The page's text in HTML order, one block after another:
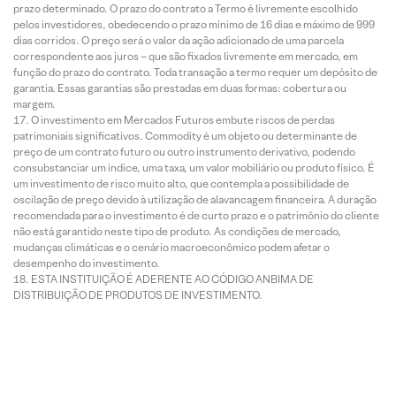
prazo determinado. O prazo do contrato a Termo é livremente escolhido
pelos investidores, obedecendo o prazo mínimo de 16 dias e máximo de 999
dias corridos. O preço será o valor da ação adicionado de uma parcela
correspondente aos juros – que são fixados livremente em mercado, em
função do prazo do contrato. Toda transação a termo requer um depósito de
garantia. Essas garantias são prestadas em duas formas: cobertura ou
margem.
O investimento em Mercados Futuros embute riscos de perdas
patrimoniais significativos. Commodity é um objeto ou determinante de
preço de um contrato futuro ou outro instrumento derivativo, podendo
consubstanciar um índice, uma taxa, um valor mobiliário ou produto físico. É
um investimento de risco muito alto, que contempla a possibilidade de
oscilação de preço devido à utilização de alavancagem financeira. A duração
recomendada para o investimento é de curto prazo e o patrimônio do cliente
não está garantido neste tipo de produto. As condições de mercado,
mudanças climáticas e o cenário macroeconômico podem afetar o
desempenho do investimento.
ESTA INSTITUIÇÃO É ADERENTE AO CÓDIGO ANBIMA DE
DISTRIBUIÇÃO DE PRODUTOS DE INVESTIMENTO.